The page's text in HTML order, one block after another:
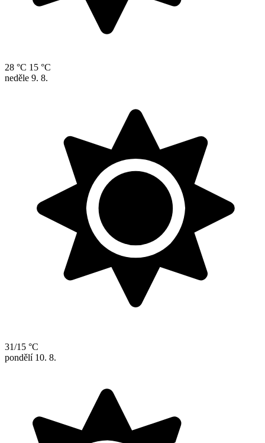
28 °C 15 °C
neděle 9. 8.
31/15 °C
pondělí 10. 8.